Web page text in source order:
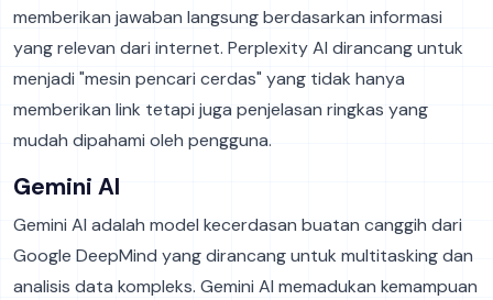
memberikan jawaban langsung berdasarkan informasi
yang relevan dari internet. Perplexity AI dirancang untuk
menjadi "mesin pencari cerdas" yang tidak hanya
memberikan link tetapi juga penjelasan ringkas yang
mudah dipahami oleh pengguna.
Gemini AI
Gemini AI adalah model kecerdasan buatan canggih dari
Google DeepMind yang dirancang untuk multitasking dan
analisis data kompleks. Gemini AI memadukan kemampuan